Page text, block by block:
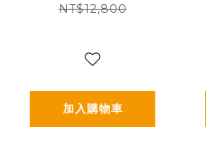
動UP｜嚴選專利成
國專利膠原蛋白胜
入 養顏美容*4+增
強行動力*4
NT$12,800
加入購物車